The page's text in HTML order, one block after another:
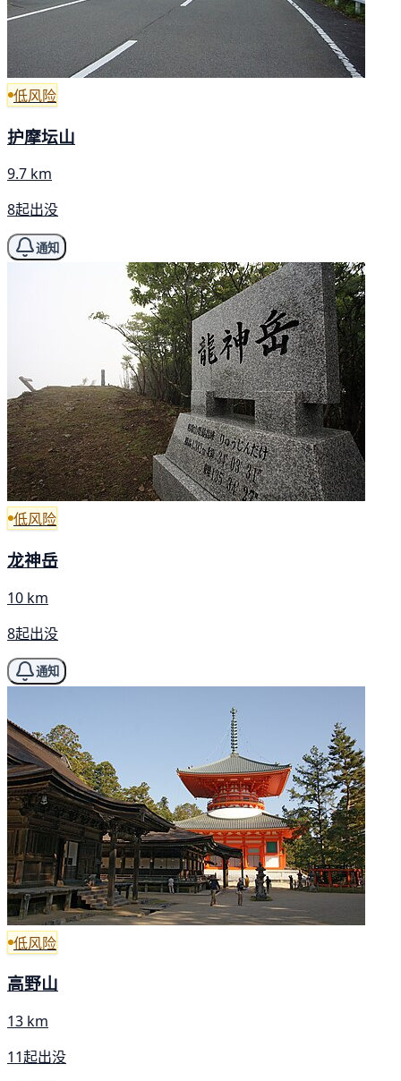
低风险
护摩坛山
9.7 km
8起出没
通知
低风险
龙神岳
10 km
8起出没
通知
低风险
高野山
13 km
11起出没